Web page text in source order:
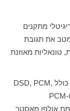
מתקנים
את תגובת
טונאליות מאוזנת
DSD, PCM,
ו-PCM
אולפן מאסטר